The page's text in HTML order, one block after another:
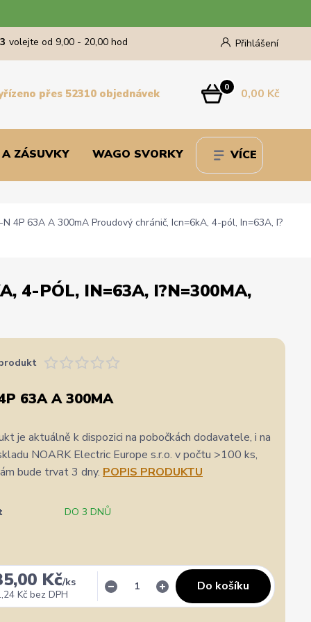
Přihlášení
volejte od 9,00 - 20,00 hod
0 0,00 Kč
přes 52310 objednávek
ZÁSUVKY WAGO SVORKY VÍCE
4P 63A A 300mA Proudový chránič, Icn=6kA, 4-pól, In=63A, I?
4-PÓL, IN=63A, I?N=300MA,
63A A 300MA
je aktuálně k dispozici na pobočkách dodavatele, i na
NOARK Electric Europe s.r.o. v počtu >100 ks,
bude trvat 3 dny. POPIS PRODUKTU
DO 3 DNŮ
Kč/ks
Kč bez DPH
Do košíku